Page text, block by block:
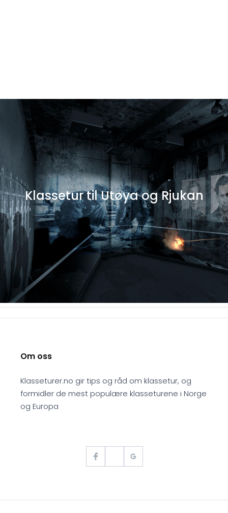
Klassetur til Utøya og Rjukan
Om oss
Klasseturer.no gir tips og råd om klassetur, og
formidler de mest populære klasseturene i Norge
og Europa